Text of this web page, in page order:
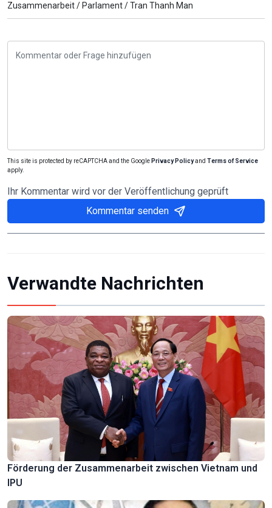
Zusammenarbeit / Parlament /Tran Thanh Man
This site is protected by reCAPTCHA and the Google Privacy Policyand Terms of Service
apply.
Ihr Kommentar wird vor der Veröffentlichung geprüft
Kommentar senden
Verwandte Nachrichten
Förderung der Zusammenarbeit zwischen Vietnam und
IPU